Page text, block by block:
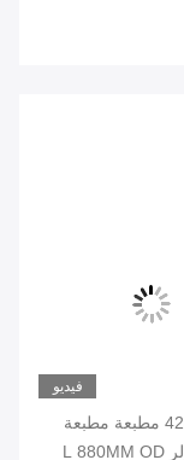
فيديو
كوموري 428 مطبعة مطبعة
كروميد رولر L 880MM OD